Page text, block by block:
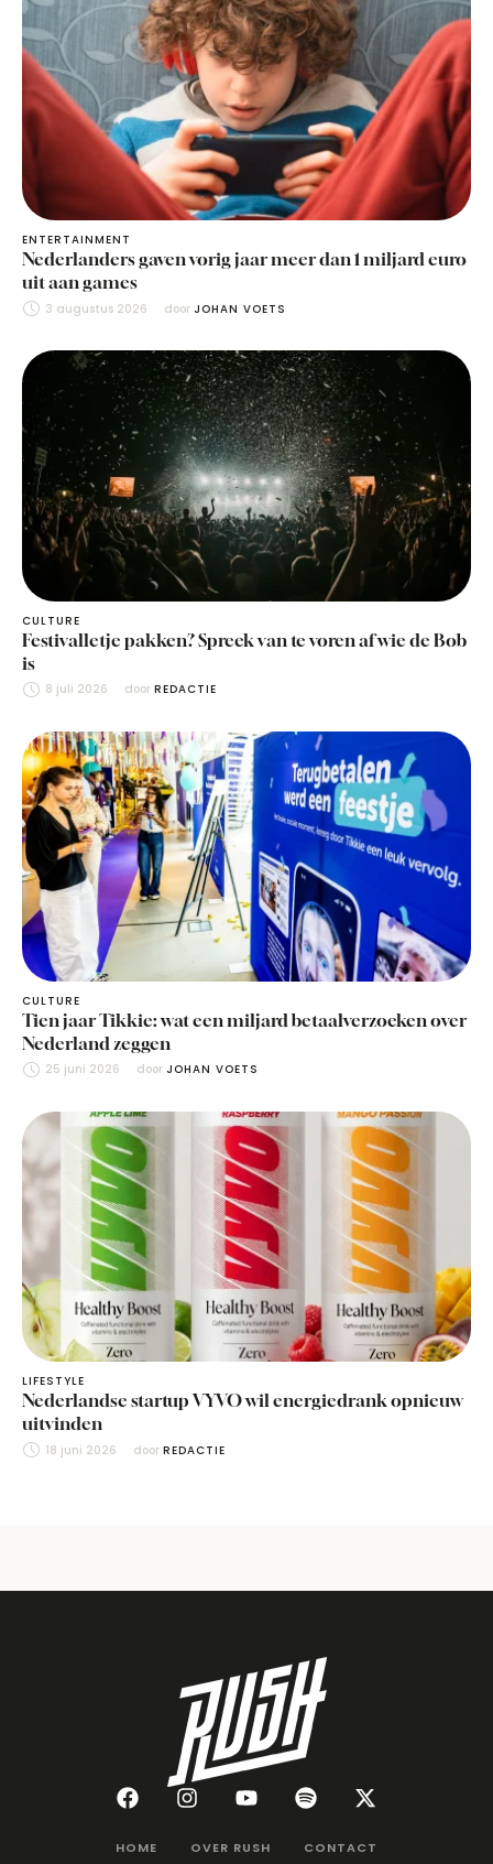
ENTERTAINMENT
Nederlanders gaven vorig jaar meer dan 1 miljard euro
uit aan games
3 augustus 2026 door JOHAN VOETS
CULTURE
Festivalletje pakken? Spreek van te voren af wie de Bob
is
8 juli 2026 door REDACTIE
CULTURE
Tien jaar Tikkie: wat een miljard betaalverzoeken over
Nederland zeggen
25 juni 2026 door JOHAN VOETS
LIFESTYLE
Nederlandse startup VYVO wil energiedrank opnieuw
uitvinden
18 juni 2026 door REDACTIE
HOME OVER RUSH CONTACT